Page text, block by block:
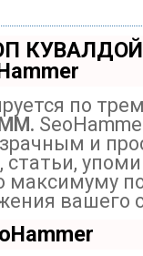
по
и
максимуму
вашего